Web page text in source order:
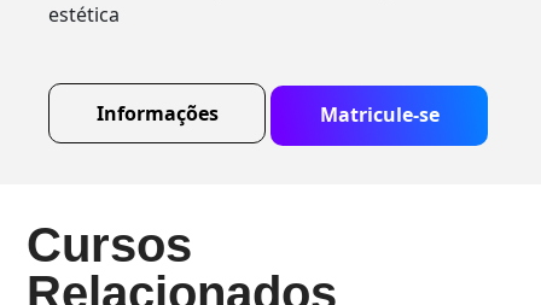
estética
Informações Matricule-se
Cursos
Relacionados